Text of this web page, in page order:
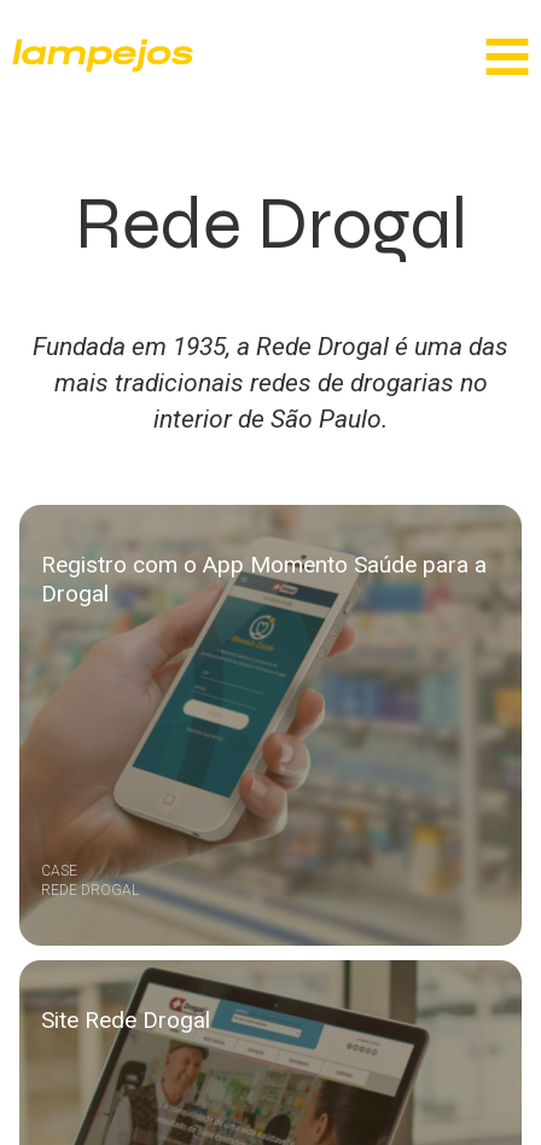
Rede Drogal
Fundada em 1935, a Rede Drogal é uma das
mais tradicionais redes de drogarias no
interior de São Paulo.
Registro com o App Momento Saúde para a
Drogal
CASE
REDE DROGAL
Site Rede Drogal